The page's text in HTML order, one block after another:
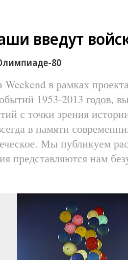
введут
80
в рамках
1953-2013 годов,
с точки зрения
в памяти
Мы публикуем
представляются нам